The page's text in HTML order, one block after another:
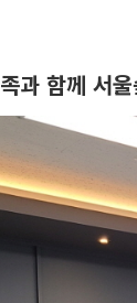
과 함께 서